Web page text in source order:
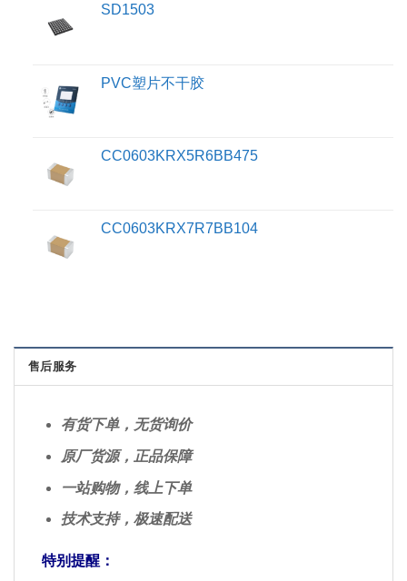
SD1503
PVC塑片不干胶
CC0603KRX5R6BB475
CC0603KRX7R7BB104
售后服务
有货下单，无货询价
原厂货源，正品保障
一站购物，线上下单
技术支持， 极速配送
特别提醒：